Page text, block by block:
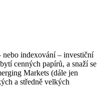
indexování – investiční
cenných papírů, a snaží se
Markets (dále jen
a středně velkých